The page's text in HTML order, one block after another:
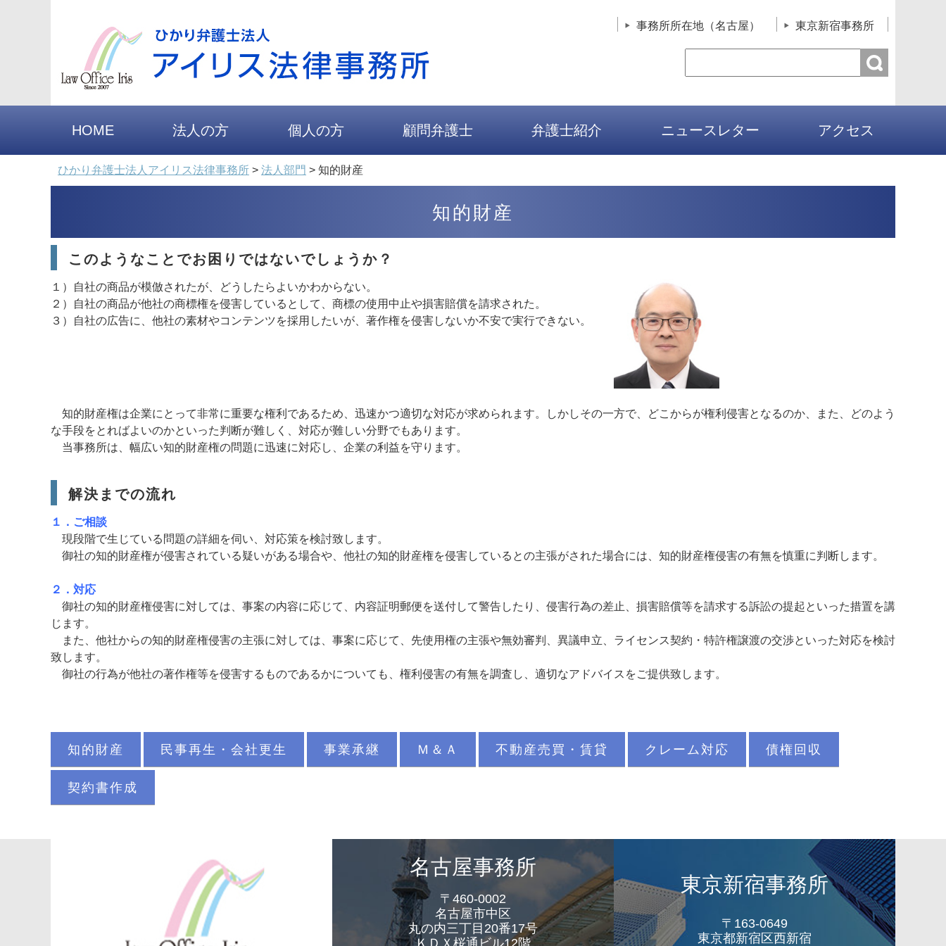
事務所所在地（名古屋） 東京新宿事務所
HOME 法人の方 個人の方 顧問弁護士 弁護士紹介 ニュースレター アクセス
ひかり弁護士法人アイリス法律事務所 > 法人部門 > 知的財産
知的財産
このようなことでお困りではないでしょうか？
１）自社の商品が模倣されたが、どうしたらよいかわからない。
２）自社の商品が他社の商標権を侵害しているとして、商標の使用中止や損害賠償を請求された。
３）自社の広告に、他社の素材やコンテンツを採用したいが、著作権を侵害しないか不安で実行できない。
知的財産権は企業にとって非常に重要な権利であるため、迅速かつ適切な対応が求められます。しかしその一方で、どこからが権利侵害となるのか、また、どのよう
な手段をとればよいのかといった判断が難しく、対応が難しい分野でもあります。
当事務所は、幅広い知的財産権の問題に迅速に対応し、企業の利益を守ります。
解決までの流れ
１．ご相談
現段階で生じている問題の詳細を伺い、対応策を検討致します。
御社の知的財産権が侵害されている疑いがある場合や、他社の知的財産権を侵害しているとの主張がされた場合には、知的財産権侵害の有無を慎重に判断します。
２．対応
御社の知的財産権侵害に対しては、事案の内容に応じて、内容証明郵便を送付して警告したり、侵害行為の差止、損害賠償等を請求する訴訟の提起といった措置を講
じます。
また、他社からの知的財産権侵害の主張に対しては、事案に応じて、先使用権の主張や無効審判、異議申立、ライセンス契約・特許権譲渡の交渉といった対応を検討
致します。
御社の行為が他社の著作権等を侵害するものであるかについても、権利侵害の有無を調査し、適切なアドバイスをご提供致します。
知的財産 民事再生・会社更生 事業承継 Ｍ＆Ａ 不動産売買・賃貸 クレーム対応 債権回収
契約書作成
名古屋事務所
〒460-0002
名古屋市中区
丸の内三丁目20番17号
ＫＤＸ桜通ビル12階
東京新宿事務所
〒163-0649
東京都新宿区西新宿